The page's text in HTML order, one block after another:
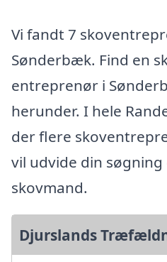
Vi fandt 7
Sønderbæk. Find en
entreprenør i
herunder. I hele
der flere
vil udvide din
skovmand.
Djurslands